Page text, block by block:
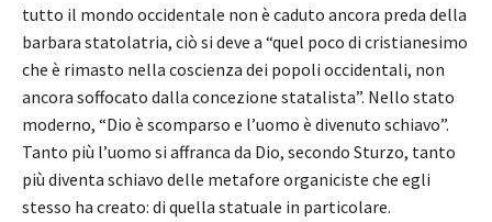
tutto il mondo occidentale non è caduto ancora preda della
barbara statolatria, ciò si deve a “quel poco di cristianesimo
che è rimasto nella coscienza dei popoli occidentali, non
ancora soffocato dalla concezione statalista”. Nello stato
moderno, “Dio è scomparso e l’uomo è divenuto schiavo”.
Tanto più l’uomo si affranca da Dio, secondo Sturzo, tanto
più diventa schiavo delle metafore organiciste che egli
stesso ha creato: di quella statuale in particolare.